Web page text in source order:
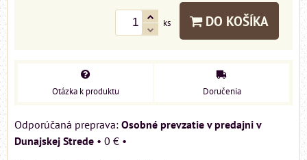
ks DO KOŠÍKA
Otázka k produktu Doručenia
Osobné prevzatie v predajni v
Dunajskej Strede • 0 € •